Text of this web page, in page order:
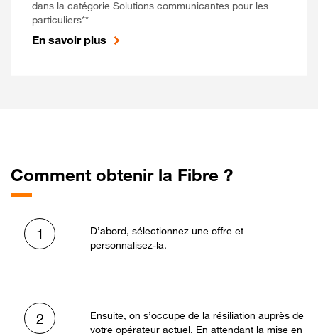
dans la catégorie Solutions communicantes pour les
particuliers**
En savoir plus
Comment obtenir la Fibre ?
1
D’abord, sélectionnez une offre et
personnalisez-la.
2
Ensuite, on s’occupe de la résiliation auprès de
votre opérateur actuel. En attendant la mise en